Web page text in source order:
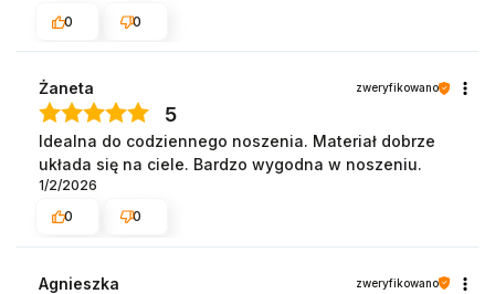
0
0
Żaneta zweryfikowano
5
Idealna do codziennego noszenia. Materiał dobrze
układa się na ciele. Bardzo wygodna w noszeniu.
1/2/2026
0
0
Agnieszka zweryfikowano